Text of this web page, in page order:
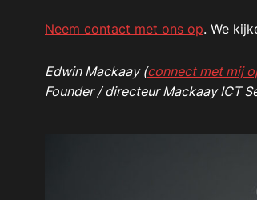
Neem contact met ons op. We
Edwin Mackaay (connect met mij
Founder / directeur Mackaay ICT